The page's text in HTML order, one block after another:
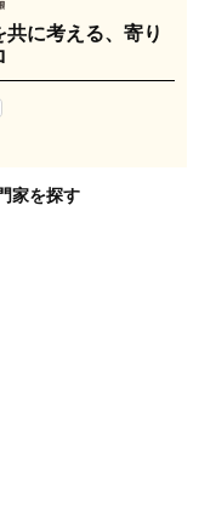
に考える、寄り
家を探す